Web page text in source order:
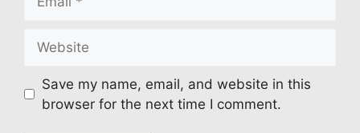
Save my name, email, and website in this
browser for the next time I comment.